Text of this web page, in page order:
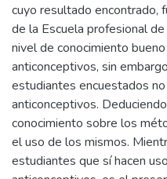
cuyo resultado encontrado,
de la Escuela profesional
nivel de conocimiento
anticonceptivos, sin
estudiantes encuestados
anticonceptivos.
conocimiento sobre los
el uso de los mismos.
estudiantes que sí hacen